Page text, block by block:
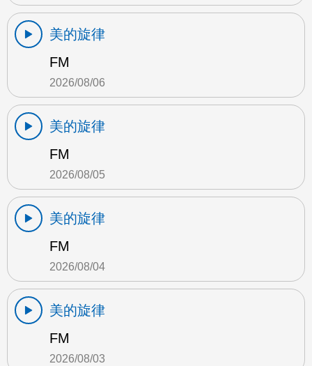
美的旋律
FM
2026/08/06
美的旋律
FM
2026/08/05
美的旋律
FM
2026/08/04
美的旋律
FM
2026/08/03